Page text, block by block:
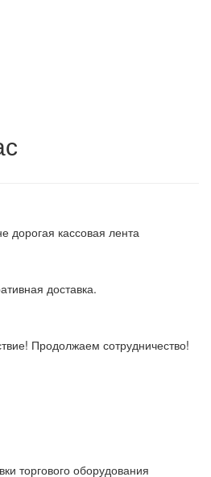
дорогая кассовая лента
доставка.
Продолжаем сотрудничество!
торгового оборудования